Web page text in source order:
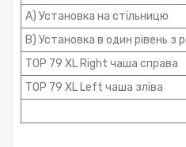
А) Установка на стільницю
В) Установка в один рівень з
TOP 79 XL Right чаша справа
TOP 79 XL Left чаша зліва